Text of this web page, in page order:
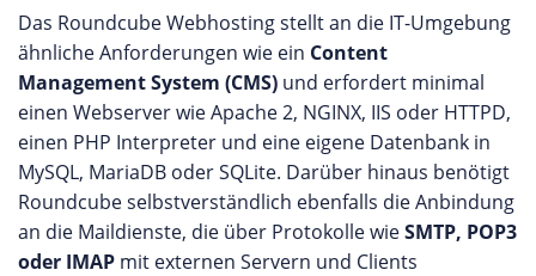
Das Roundcube Webhosting stellt an die IT-Umgebung
ähnliche Anforderungen wie ein Content
Management System (CMS) und erfordert minimal
einen Webserver wie Apache 2, NGINX, IIS oder HTTPD,
einen PHP Interpreter und eine eigene Datenbank in
MySQL, MariaDB oder SQLite. Darüber hinaus benötigt
Roundcube selbstverständlich ebenfalls die Anbindung
an die Maildienste, die über Protokolle wieSMTP, POP3
oder IMAP mit externen Servern und Clients